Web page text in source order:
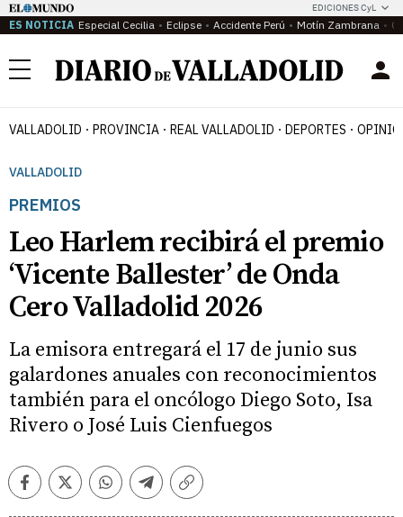
EDICIONES CyL
ES NOTICIA Especial Cecilia Eclipse Accidente Perú Motín Zambrana
Menú
VALLADOLID PROVINCIA REAL VALLADOLID DEPORTES
VALLADOLID
PREMIOS
Leo Harlem recibirá el premio
‘Vicente Ballester’ de Onda
Cero Valladolid 2026
La emisora entregará el 17 de junio sus
galardones anuales con reconocimientos
también para el oncólogo Diego Soto, Isa
Rivero o José Luis Cienfuegos
FacebookTwitterWhatsappTelegramCopiar